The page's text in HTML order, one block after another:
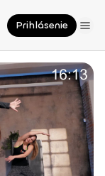
Prihlásenie